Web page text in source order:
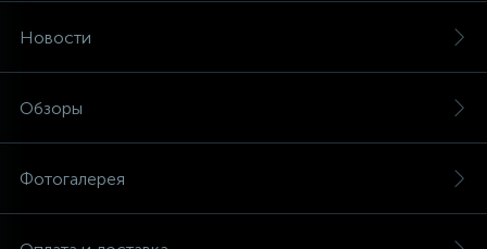
Новости
Обзоры
Фотогалерея